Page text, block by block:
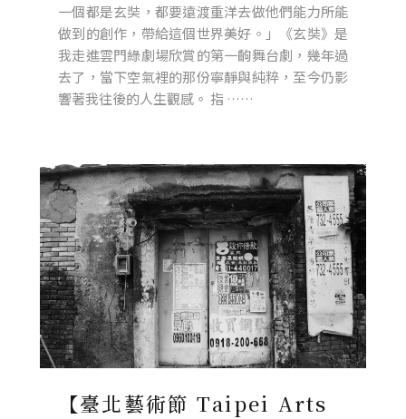
一個都是玄奘，都要遠渡重洋去做他們能力所能
做到的創作，帶給這個世界美好。」《玄奘》是
我走進雲門綠劇場欣賞的第一齣舞台劇，幾年過
去了，當下空氣裡的那份寧靜與純粹，至今仍影
響著我往後的人生觀感。 指 ……
【臺北藝術節 Taipei Arts